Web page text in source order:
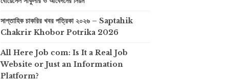
সাপ্তাহিক চাকরির খবর পত্রিকা ২০২৬ – Saptahik
Chakrir Khobor Potrika 2026
All Here Job com: Is It a Real Job
Website or Just an Information
Platform?